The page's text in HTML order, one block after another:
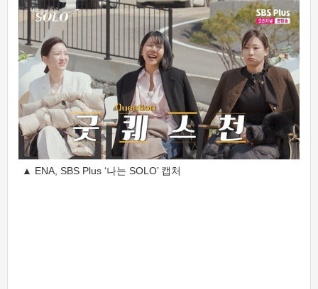
▲ ENA, SBS Plus ‘나는 SOLO’ 캡처